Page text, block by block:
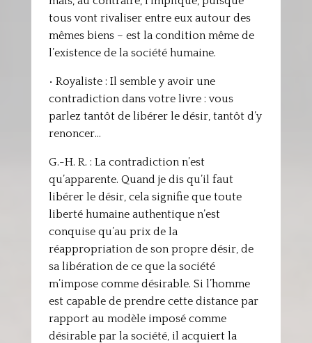
tous vont rivaliser entre eux autour des
mêmes biens – est la condition même de
l’existence de la société humaine.
• Royaliste : Il semble y avoir une
contradiction dans votre livre : vous
parlez tantôt de libérer le désir, tantôt d’y
renoncer…
G.-H. R. : La contradiction n’est
qu’apparente. Quand je dis qu’il faut
libérer le désir, cela signifie que toute
liberté humaine authentique n’est
conquise qu’au prix de la
réappropriation de son propre désir, de
sa libération de ce que la société
m’impose comme désirable. Si l’homme
est capable de prendre cette distance par
rapport au modèle imposé comme
désirable par la société, il acquiert la